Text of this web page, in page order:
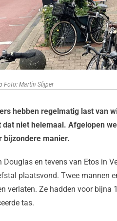
Foto: Martin Slijper
hebben regelmatig last van
niet helemaal. Afgelopen
bijzondere manier.
Douglas en tevens van Etos in
plaatsvond. Twee mannen
verlaten. Ze hadden voor bijna
tas.